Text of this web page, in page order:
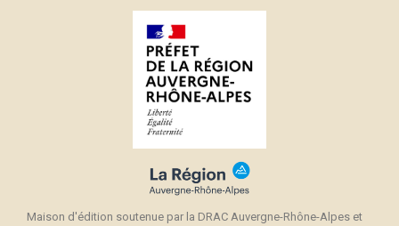
Maison d'édition soutenue par la DRAC Auvergne-Rhône-Alpes et